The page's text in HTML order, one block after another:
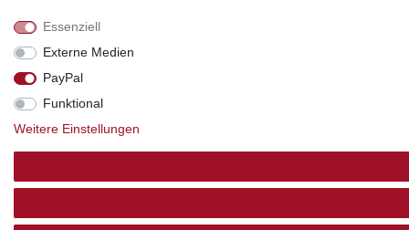
Essenziell
Externe Medien
PayPal
Funktional
Weitere Einstellungen